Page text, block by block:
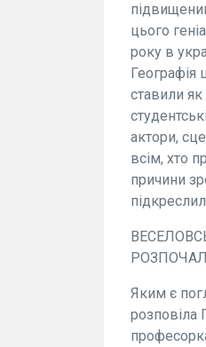
цього
року в
Географія
ставили як
актори,
всім, хто
причини
Яким є
розповіла